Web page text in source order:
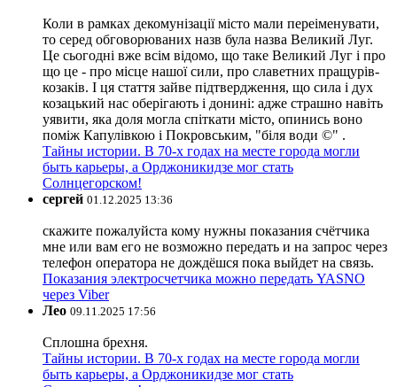
Коли в рамках декомунізації місто мали переіменувати,
то серед обговорюваних назв була назва Великий Луг.
Це сьогодні вже всім відомо, що таке Великий Луг і про
що це - про місце нашої сили, про славетних пращурів-
козаків. І ця стаття зайве підтвердження, що сила і дух
козацький нас оберігають і донині: адже страшно навіть
уявити, яка доля могла спіткати місто, опинись воно
поміж Капулівкою і Покровським, "біля води ©" .
Тайны истории. В 70-х годах на месте города могли
быть карьеры, а Орджоникидзе мог стать
Солнцегорском!
сергей 01.12.2025 13:36
скажите пожалуйста кому нужны показания счётчика
мне или вам его не возможно передать и на запрос через
телефон оператора не дождёшся пока выйдет на связь.
Показания электросчетчика можно передать YASNO
через Viber
Лео 09.11.2025 17:56
Сплошна брехня.
Тайны истории. В 70-х годах на месте города могли
быть карьеры, а Орджоникидзе мог стать